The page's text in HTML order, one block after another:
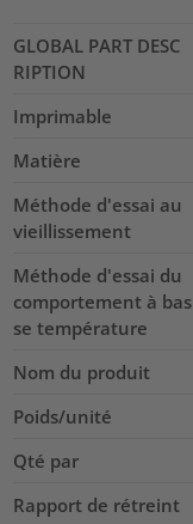
GLOBAL PART DESC
RIPTION
Imprimable
Matière
Méthode d'essai au
vieillissement
Méthode d'essai du
comportement à bas
se température
Nom du produit
Poids/unité
Qté par
Rapport de rétreint